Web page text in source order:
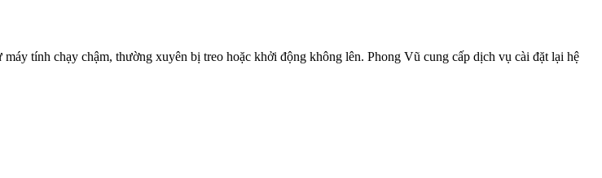
tính chạy chậm, thường xuyên bị treo hoặc khởi động không lên. Phong Vũ cung cấp dịch vụ cài đặt lại hệ